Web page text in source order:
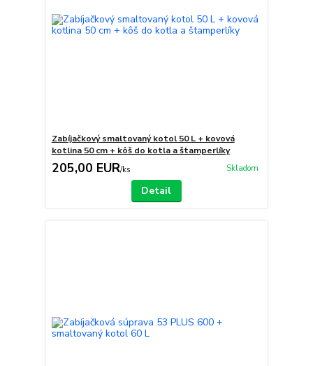
Zabíjačkový smaltovaný kotol 50 L + kovová
kotlina 50 cm + kôš do kotla a štamperlíky
205,00 EUR/ks Skladom
Detail